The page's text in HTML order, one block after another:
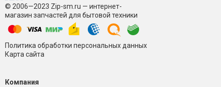
© 2006—2023 Zip-sm.ru — интернет-
магазин запчастей для бытовой техники
Политика обработки персональных данных
Карта сайта
Компания